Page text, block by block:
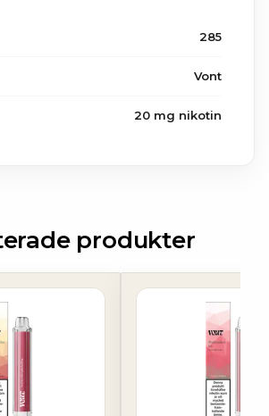
285
Vont
20 mg nikotin
produkter